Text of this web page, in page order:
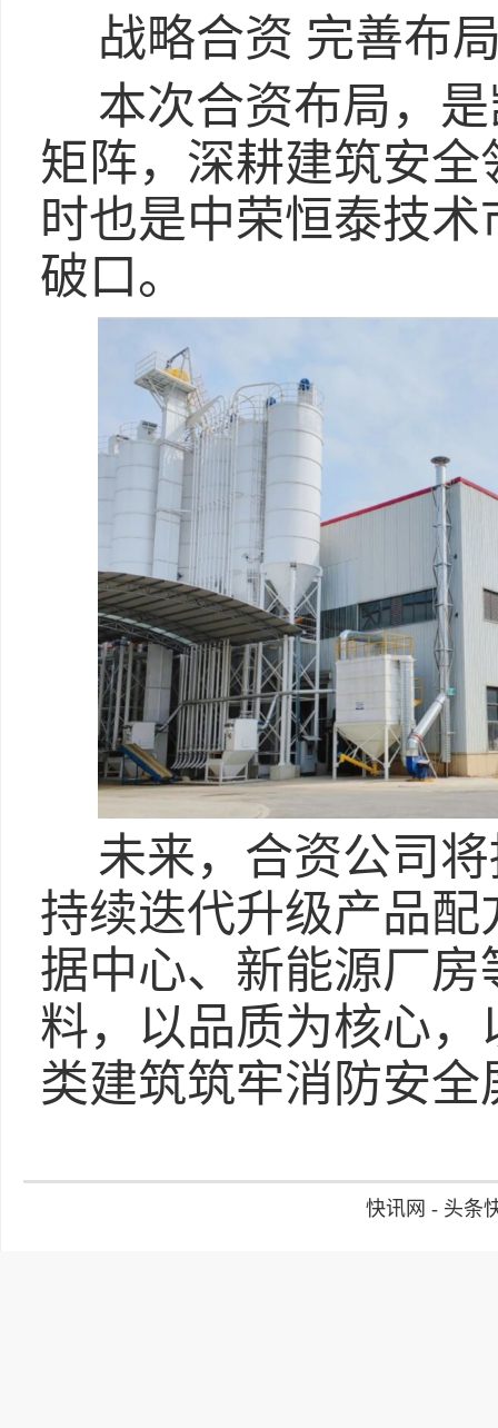
战略合资 完善布
本次合资布局，
矩阵，深耕建筑安
时也是中荣恒泰技
破口。
未来，合资公司
持续迭代升级产品
据中心、新能源厂
料，以品质为核心
类建筑筑牢消防安全
快讯网 - 头条